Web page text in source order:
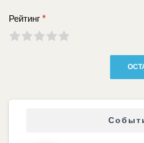
Рейтинг *